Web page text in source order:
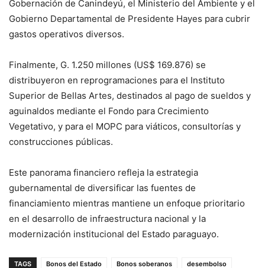
Gobernación de Canindeyú, el Ministerio del Ambiente y el
Gobierno Departamental de Presidente Hayes para cubrir
gastos operativos diversos.
Finalmente, G. 1.250 millones (US$ 169.876) se
distribuyeron en reprogramaciones para el Instituto
Superior de Bellas Artes, destinados al pago de sueldos y
aguinaldos mediante el Fondo para Crecimiento
Vegetativo, y para el MOPC para viáticos, consultorías y
construcciones públicas.
Este panorama financiero refleja la estrategia
gubernamental de diversificar las fuentes de
financiamiento mientras mantiene un enfoque prioritario
en el desarrollo de infraestructura nacional y la
modernización institucional del Estado paraguayo.
TAGS Bonos del Estado Bonos soberanos
desembolso